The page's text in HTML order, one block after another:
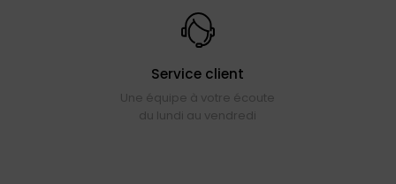
Service client
Une équipe à votre écoute
du lundi au vendredi